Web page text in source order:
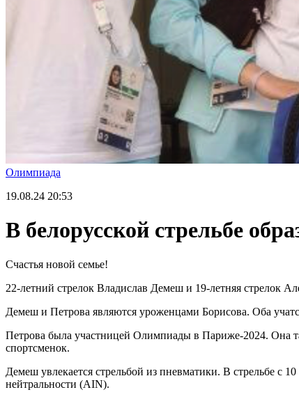
Олимпиада
19.08.24 20:53
В белорусской стрельбе
Счастья новой семье!
22-летний стрелок Владислав Демеш и 19-летняя стрелок
Демеш и Петрова являются уроженцами Борисова. Оба
Петрова была участницей Олимпиады в Париже-2024. Она
спортсменок.
Демеш увлекается стрельбой из пневматики. В стрельбе
нейтральности (AIN).